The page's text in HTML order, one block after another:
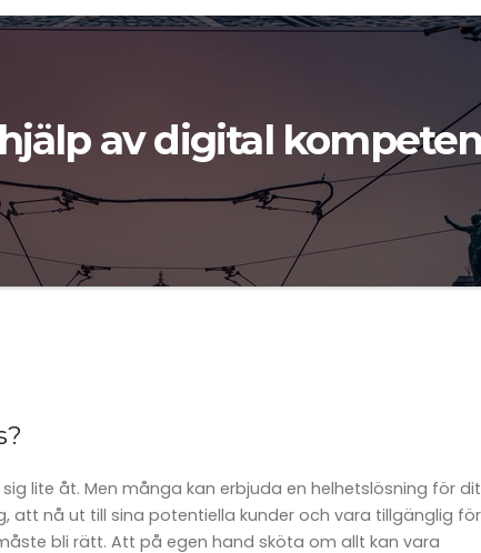
av digital
lite åt. Men många kan erbjuda en helhetslösning för
att nå ut till sina potentiella kunder och vara tillgänglig för
bli rätt. Att på egen hand sköta om allt kan vara